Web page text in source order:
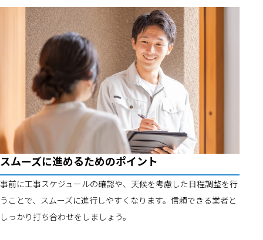
スムーズに進めるためのポイント
事前に工事スケジュールの確認や、天候を考慮した日程調整を行
うことで、スムーズに進行しやすくなります。信頼できる業者と
しっかり打ち合わせをしましょう。